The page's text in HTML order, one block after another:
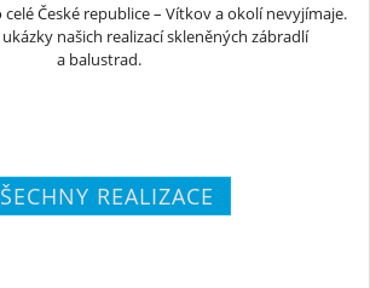
České republice – Vítkov a okolí nevyjímaje.
našich realizací skleněných zábradlí
a balustrad.
REALIZACE